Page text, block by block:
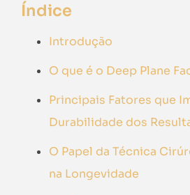
Índice
Introdução
O que é o Deep Plane
Principais Fatores que
Durabilidade dos
O Papel da Técnica
na Longevidade